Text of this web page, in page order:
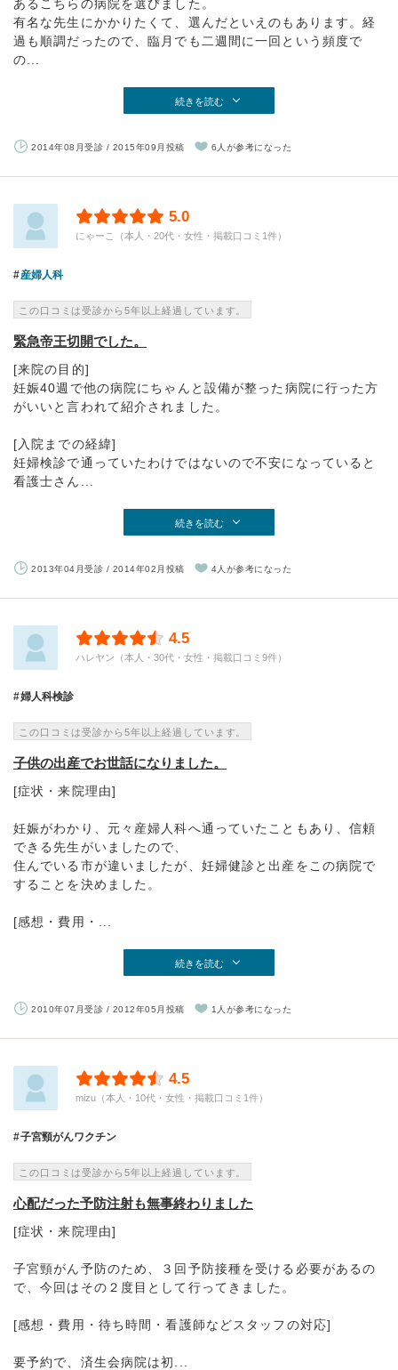
あるこちらの病院を選びました。
有名な先生にかかりたくて、選んだといえのもあります。経
過も順調だったので、臨月でも二週間に一回という頻度で
の...
続きを読む
2014年08月受診 / 2015年09月投稿 6人が参考になった
5.0
にゃーこ（本人・20代・女性・掲載口コミ1件）
産婦人科
この口コミは受診から5年以上経過しています。
緊急帝王切開でした。
[来院の目的]
妊娠40週で他の病院にちゃんと設備が整った病院に行った方
がいいと言われて紹介されました。
[入院までの経緯]
妊婦検診で通っていたわけではないので不安になっていると
看護士さん...
続きを読む
2013年04月受診 / 2014年02月投稿 4人が参考になった
4.5
ハレヤン（本人・30代・女性・掲載口コミ9件）
婦人科検診
この口コミは受診から5年以上経過しています。
子供の出産でお世話になりました。
[症状・来院理由]
妊娠がわかり、元々産婦人科へ通っていたこともあり、信頼
できる先生がいましたので、
住んでいる市が違いましたが、妊婦健診と出産をこの病院で
することを決めました。
[感想・費用・...
続きを読む
2010年07月受診 / 2012年05月投稿 1人が参考になった
4.5
mizu（本人・10代・女性・掲載口コミ1件）
子宮頸がんワクチン
この口コミは受診から5年以上経過しています。
心配だった予防注射も無事終わりました
[症状・来院理由]
子宮頸がん予防のため、３回予防接種を受ける必要があるの
で、今回はその２度目として行ってきました。
[感想・費用・待ち時間・看護師などスタッフの対応]
要予約で、済生会病院は初...